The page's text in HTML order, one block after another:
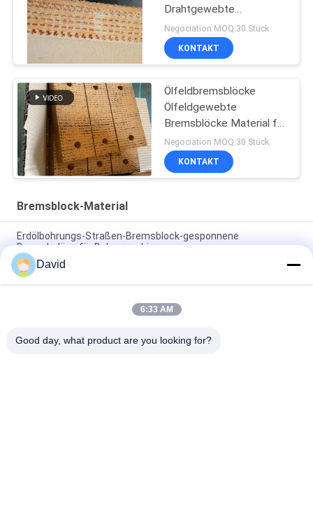
Drahtgewebte
Bremsblöcke für
Ölbrunnen
Negociation MOQ:30 Stück
KONTAKT
Ölfeldbremsblöcke
Ölfeldgewebte
Bremsblöcke Material für
Pile Driver Bohrgerät
Negociation MOQ:30 Stück
KONTAKT
Bremsblock-Material
Erdölbohrungs-Straßen-Bremsblock-gesponnene
Bremsbeläge für Bohrmaschinen
Asbestfreier gewebter Bremsbelag, gewebter Bremsblock,
gewebter Bremsbelag für Ölbohrungen
Bohrmaschine Gewebte Bremsbeläge Harzbremsblöcke für
David
6:33 AM
Good day, what product are you looking for?